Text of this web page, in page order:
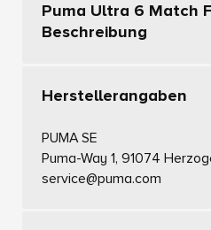
Puma Ultra 6 Match
Beschreibung
Herstellerangaben
PUMA SE
Puma-Way 1, 91074
service@puma.com